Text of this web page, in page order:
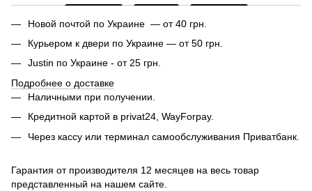
Новой почтой по Украине — от 40 грн.
Курьером к двери по Украине — от 50 грн.
Justin по Украине - от 25 грн.
Подробнее о доставке
Наличными при получении.
Кредитной картой в privat24, WayForpay.
Через кассу или терминал самообслуживания Приватбанк.
Гарантия от производителя 12 месяцев на весь товар
представленный на нашем сайте.